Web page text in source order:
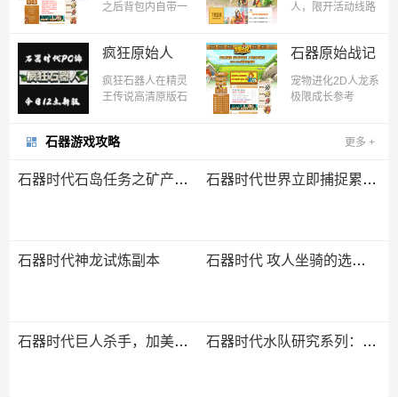
之后背包内自带一
人，限开活动线路
领取，宠物进化，
物，专为PK而生
疯狂原始人
疯狂石器人在精灵
王传说高清原版石
和【精灵镶嵌】等
石器原始战记
宠物进化2D人龙系
极限成长参考
石器游戏攻略 更多 +
石器时代石岛任务之矿产争夺赛 石器时代世界立即捕捉累计系统
石器时代神龙试炼副本 石器时代 攻人坐骑的选择攻略：霸王龙系、穿山甲系、猎狗系、螃蟹系
石器时代巨人杀手，加美高级进阶攻略 石器时代水队研究系列：老鼠犀牛辅助切换